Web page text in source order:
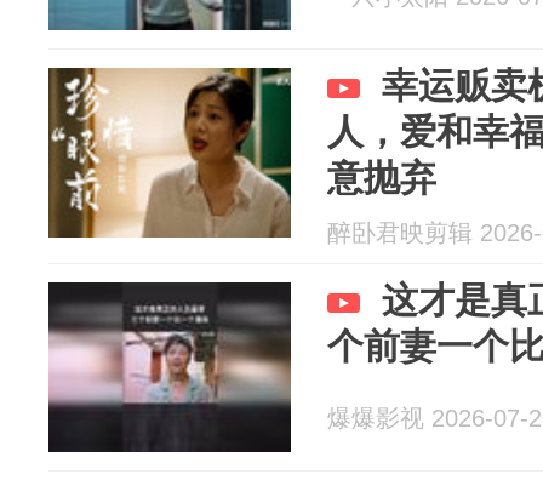
幸运贩卖
人，爱和幸
意抛弃
醉卧君映剪辑
这才是真
个前妻一个
爆爆影视 2026-07-